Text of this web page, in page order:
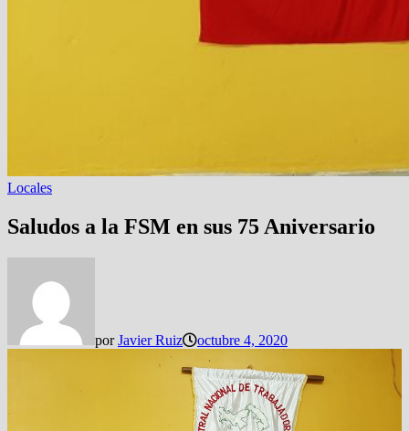
Locales
Saludos a la FSM en sus 75 Aniversario
porJavier Ruiz octubre 4, 2020